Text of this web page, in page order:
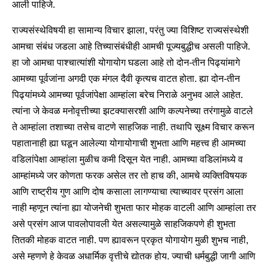
आली पाहिजे.
राज्यसंस्थेविषयी हा सामान्य विचार झाला, परंतु ज्या विशिष्ट राज्यसंस्थेशी
आमचा संबंध जडला आहे तिच्यासंबंधीही आमची पूज्यबुद्धीच असली पाहिजे.
हा जो आमचा पाश्चात्यांशी योगायोग घडला आहे तो दोन-तीन पिढ्यांमागे
आमच्या पूर्वजांना अगदी एक मंगल दैवी कृत्यच वाटत होता. ह्या दोन-तीन
पिढ्यांमध्ये आमच्या पूर्वजांपेक्षा आम्हांला बरेच निराळे अनुभव आले आहेत.
त्यांना जे केवळ मनोवृत्तीच्या झटक्यासरशी आणि कल्पनेच्या तरंगामुळे वाटले
ते आम्हांला तशाच्या तसेच वाटणे साहजिक नाही. तथापि सूक्ष्म विचार करून
पहातानाही ह्या घडून आलेल्या योगायोगाची शुभता आणि महत्त्व ही आमच्या
वडिलांपेक्षा आम्हांला मुळीच कमी दिसून येत नाही. आमच्या वडिलांमध्ये व
आम्हांमध्ये जर कोणता फरक असेल तर तो हाच की, आमचे व्यक्तिविषयक
आणि राष्ट्रीय गुण आणि दोष कसाला लागण्याचा त्याच्यावर प्रसंग आला
नाही म्हणून त्यांना ह्या योजनेची शुभता फार मोहक वाटली आणि आम्हांला तर
असे प्रसंग आज पावलोपावली येत असल्यामुळे साहजिकपणे ही शुभता
तितकी मोहक वाटत नाही. पण ह्यावरून प्रकृत योगायोग मुळी शुभच नाही,
असे म्हणणे हे केवळ अधार्मिक वृत्तीचे द्योतक होय. ज्याची धर्मबुद्धी जागी आणि